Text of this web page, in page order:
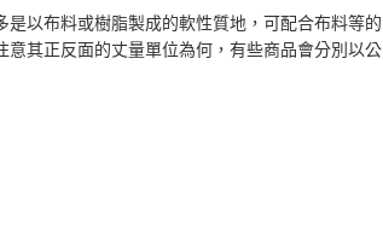
以布料或樹脂製成的軟性質地，可配合布料等的
其正反面的丈量單位為何，有些商品會分別以公